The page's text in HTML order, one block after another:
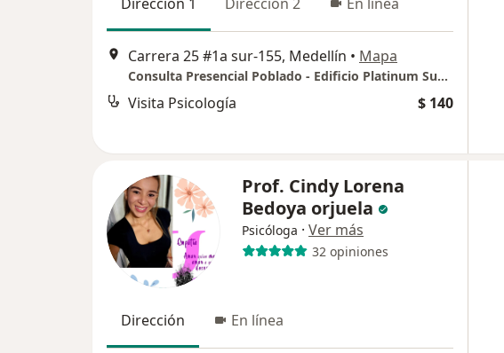
Carrera 25 #1a sur-155, Medellín • Mapa
Consulta Presencial Poblado - Edificio Platinum Superior
Visita Psicología $ 140
Prof. Cindy Lorena
Bedoya orjuela
Psicóloga · Ver más
32 opiniones
Dirección En línea